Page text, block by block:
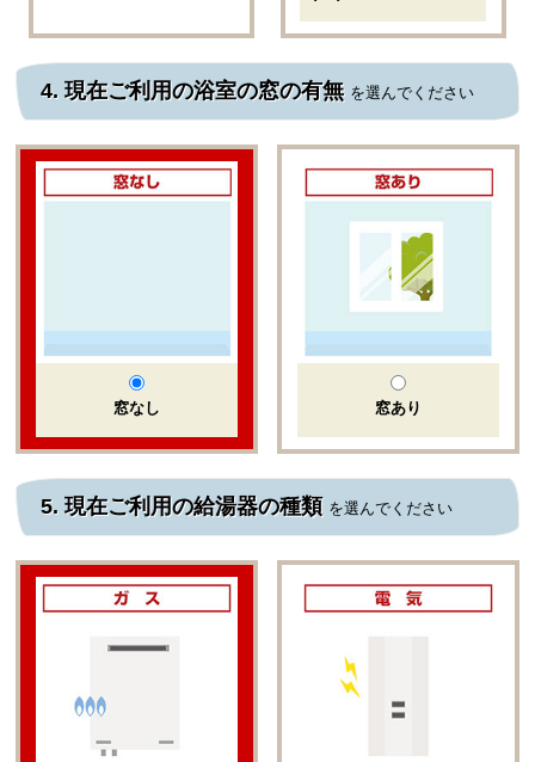
4. 現在ご利用の浴室の窓の有無 を選んでください
窓なし 窓あり
5. 現在ご利用の給湯器の種類 を選んでください